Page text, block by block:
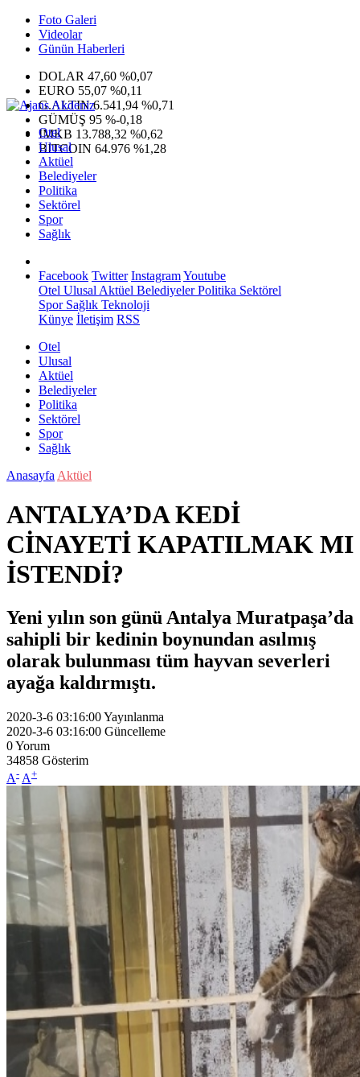
Foto Galeri
Videolar
Günün Haberleri
DOLAR 47,60 %0,07
EURO 55,07 %0,11
G.ALTIN6.541,94 %0,71
GÜMÜŞ 95 %-0,18
IMKB 13.788,32 %0,62
BITCOIN 64.976 %1,28
Otel
Ulusal
Aktüel
Belediyeler
Politika
Sektörel
Spor
Sağlık
Facebook Twitter InstagramYoutube
Otel Ulusal Aktüel BelediyelerPolitika Sektörel
SporSağlık Teknoloji
Künye İletişim RSS
Otel
Ulusal
Aktüel
Belediyeler
Politika
Sektörel
Spor
Sağlık
Anasayfa Aktüel
ANTALYA’DA KEDİ
CİNAYETİ KAPATILMAK MI
İSTENDİ?
Yeni yılın son günü Antalya Muratpaşa’da
sahipli bir kedinin boynundan asılmış
olarak bulunması tüm hayvan severleri
ayağa kaldırmıştı.
2020-3-6 03:16:00Yayınlanma
2020-3-6 03:16:00 Güncelleme
0Yorum
34858 Gösterim
A- A+